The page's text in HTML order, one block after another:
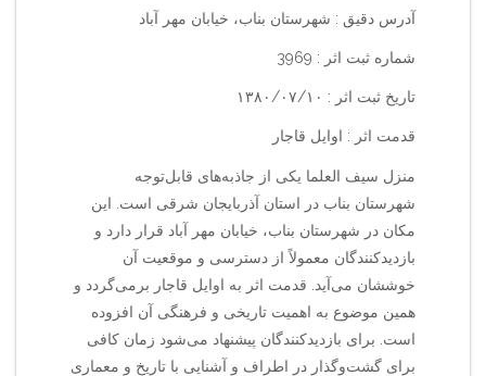
آدرس دقیق : شهرستان بناب، خیابان مهر آباد
شماره ثبت اثر : 3969
تاریخ ثبت اثر : ۱۳۸۰/۰۷/۱۰
قدمت اثر : اوایل قاجار
منزل سیف العلما یکی از جاذبه‌های قابل‌توجه
شهرستان بناب در استان آذربایجان شرقی است. این
مکان در شهرستان بناب، خیابان مهر آباد قرار دارد و
بازدیدکنندگان معمولاً از دسترسی و موقعیت آن
خوششان می‌آید. قدمت اثر به اوایل قاجار برمی‌گردد و
همین موضوع به اهمیت تاریخی و فرهنگی آن افزوده
است. برای بازدیدکنندگان پیشنهاد می‌شود زمان کافی
برای گشت‌وگذار در اطراف و آشنایی با تاریخ و معماری